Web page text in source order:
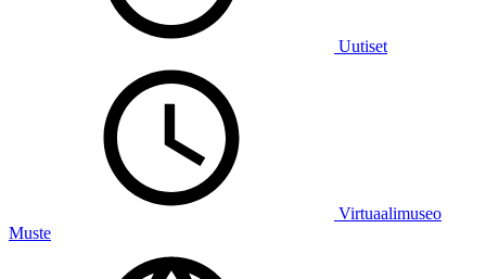
Uutiset
Virtuaalimuseo
Muste